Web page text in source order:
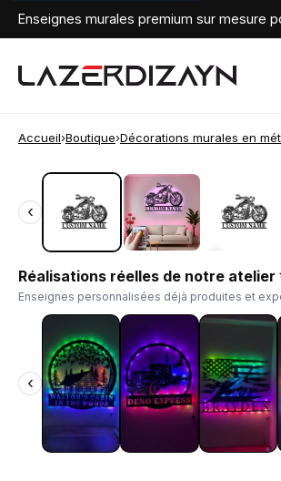
Enseignes murales premium sur mesure
Accueil›Boutique›Décorations murales en
‹
‹
Réalisations réelles de notre atelier
Enseignes personnalisées déjà produites et
‹